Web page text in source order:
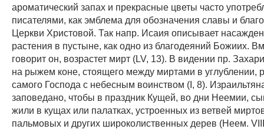
ароматический запах и прекрасные цветы часто
писателями, как эмблема для обозначения славы и
Церкви Христовой. Так напр. Исаия описывает
растения в пустыне, как одно из благодеяний Божиих.
говорит он, возрастет мирт (LV, 13). В видении пр.
на рыжем коне, стоящего между миртами в углублении,
самого Господа с небесным воинством (I, 8).
заповедано, чтобы в праздник Кущей, во дни Неемии,
жили в кущах или палатках, устроенных из ветвей
пальмовых и других широколиственных дерев (Неем.